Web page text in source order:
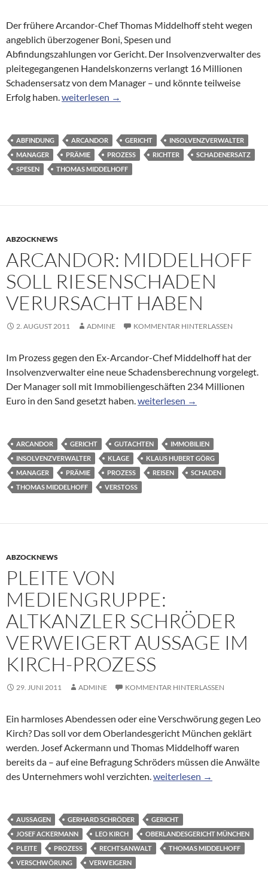
Der frühere Arcandor-Chef Thomas Middelhoff steht wegen
angeblich überzogener Boni, Spesen und
Abfindungszahlungen vor Gericht. Der Insolvenzverwalter des
pleitegegangenen Handelskonzerns verlangt 16 Millionen
Schadensersatz von dem Manager – und könnte teilweise
Erfolg haben.Schadensersatz-Prozess: Richter zweifeln an
weiterlesen →
ABFINDUNG ARCANDOR GERICHT
INSOLVENZVERWALTER
MANAGER
PRÄMIE PROZESS RICHTER
SCHADENERSATZ
SPESEN
THOMAS MIDDELHOFF
ABZOCKNEWS
ARCANDOR: MIDDELHOFF
SOLL RIESENSCHADEN
VERURSACHT HABEN
2. AUGUST 2011 ADMINE KOMMENTAR HINTERLASSEN
Im Prozess gegen den Ex-Arcandor-Chef Middelhoff hat der
Insolvenzverwalter eine neue Schadensberechnung vorgelegt.
Der Manager soll mit Immobiliengeschäften 234 Millionen
Euro in den Sand gesetzt haben.Arcandor: Middelhoff soll
weiterlesen →
ARCANDOR GERICHT GUTACHTEN
IMMOBILIEN
INSOLVENZVERWALTER
KLAGE
KLAUS HUBERT GÖRG
MANAGER
PRÄMIE PROZESS REISEN
SCHADEN
THOMAS MIDDELHOFF
VERSTOSS
ABZOCKNEWS
PLEITE VON
MEDIENGRUPPE:
ALTKANZLER SCHRÖDER
VERWEIGERT AUSSAGE IM
KIRCH-PROZESS
29. JUNI 2011 ADMINE KOMMENTAR HINTERLASSEN
Ein harmloses Abendessen oder eine Verschwörung gegen Leo
Kirch? Das soll vor dem Oberlandesgericht München geklärt
werden. Josef Ackermann und Thomas Middelhoff waren
bereits da – auf eine Befragung Schröders müssen die Anwälte
des Unternehmers wohl verzichten.Pleite von Mediengruppe:
weiterlesen →
AUSSAGEN GERHARD SCHRÖDER
GERICHT
JOSEF ACKERMANN
LEO KIRCH
OBERLANDESGERICHT MÜNCHEN
PLEITE
PROZESS RECHTSANWALT
THOMAS MIDDELHOFF
VERSCHWÖRUNG
VERWEIGERN